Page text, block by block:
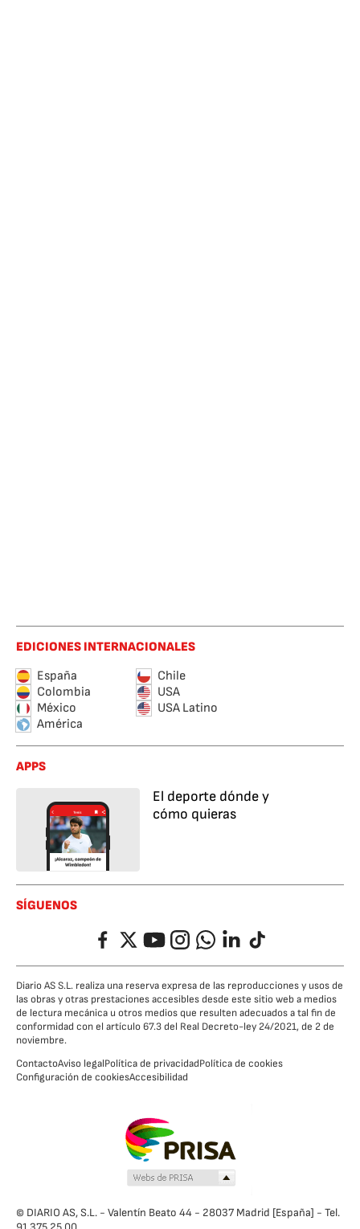
EDICIONES INTERNACIONALES
España
Chile
Colombia
USA
México
USA Latino
América
APPS
El deporte dónde y
cómo quieras
SÍGUENOS
FacebookTwitterYouTubeInstagramWhatsappLinkedIn
TikTok
Diario AS S.L. realiza una reserva expresa de las reproducciones y usos de
las obras y otras prestaciones accesibles desde este sitio web a medios
de lectura mecánica u otros medios que resulten adecuados a tal fin de
conformidad con el artículo 67.3 del Real Decreto-ley 24/2021, de 2 de
noviembre.
ContactoAviso legalPolítica de privacidadPolítica de cookies
Configuración de cookiesAccesibilidad
© DIARIO AS, S.L. - Valentín Beato 44 - 28037 Madrid [España] - Tel.